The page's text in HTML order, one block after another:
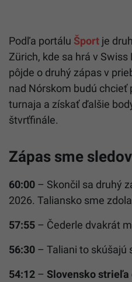
Podľa portálu Šport je
Zürich, kde sa hrá v
pôjde o druhý zápas v
nad Nórskom budú
turnaja a získať ďalšie
štvrťfinále.
Zápas sme
60:00 – Skončil sa druhý
2026. Taliansko sme
57:55 – Čederle dvakrát
56:30 – Taliani to skúšajú
54:12 – Slovensko strieľa